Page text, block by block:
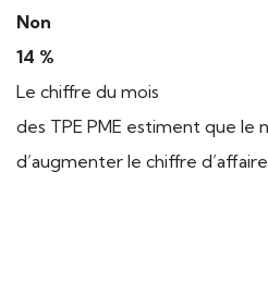
Non
14 %
Le chiffre du mois
des TPE PME estiment que
d’augmenter le chiffre